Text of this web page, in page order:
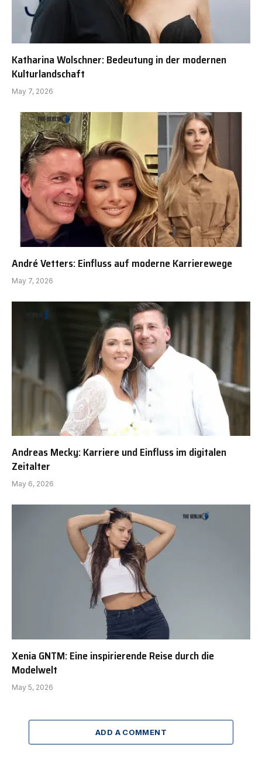
Katharina Wolschner: Bedeutung in der modernen
Kulturlandschaft
May 7, 2026
André Vetters: Einfluss auf moderne Karrierewege
May 7, 2026
Andreas Mecky: Karriere und Einfluss im digitalen
Zeitalter
May 6, 2026
Xenia GNTM: Eine inspirierende Reise durch die
Modelwelt
May 5, 2026
ADD A COMMENT